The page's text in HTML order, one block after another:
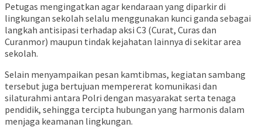
Petugas mengingatkan agar kendaraan yang diparkir di
lingkungan sekolah selalu menggunakan kunci ganda sebagai
langkah antisipasi terhadap aksi C3 (Curat, Curas dan
Curanmor) maupun tindak kejahatan lainnya di sekitar area
sekolah.
Selain menyampaikan pesan kamtibmas, kegiatan sambang
tersebut juga bertujuan mempererat komunikasi dan
silaturahmi antara Polri dengan masyarakat serta tenaga
pendidik, sehingga tercipta hubungan yang harmonis dalam
menjaga keamanan lingkungan.